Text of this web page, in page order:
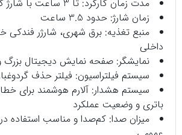
مدت زمان کارکرد: تا 3 ساعت با شارژ کامل
زمان شارژ: حدود 3.5 ساعت
منبع تغذیه: برق شهری، شارژر فندکی
داخلی
نمایشگر: صفحه نمایش دیجیتال بزرگ
سیستم فیلتراسیون: فیلتر حذف
سیستم هشدار: آلارم هوشمند برای
باتری و وضعیت عملکرد
میزان صدا: کم‌صدا و مناسب استفاده